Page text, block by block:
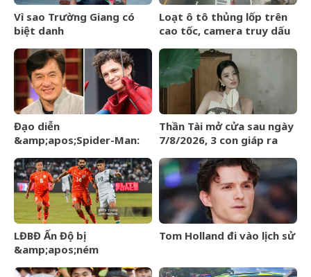
Vì sao Trường Giang có
biệt danh
Khó&amp;apos;?
Loạt ô tô thủng lốp trên
cao tốc, camera truy dấu
&amp;apos;thủ
phạm&amp;apos;
Đạo diễn
&amp;apos;Spider-Man:
Day&amp;apos; lên tiếng
về tin đồn liên quan đến
Thành Long
Thần Tài mở cửa sau ngày
7/8/2026, 3 con giáp ra
mỏi tay đếm tiền
LĐBĐ Ấn Độ bị
&amp;apos;ném
Tom Holland đi vào lịch sử